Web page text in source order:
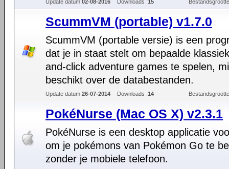
Update datum:02-08-2016 Downloads :15
ScummVM (portable) v1.7.0
ScummVM (portable versie) is een
dat je in staat stelt om bepaalde
and-click adventure games te spelen,
beschikt over de databestanden.
Update datum:26-07-2014 Downloads :14
PokéNurse (Mac OS X) v2.3.1
PokéNurse is een desktop applicatie
om je pokémons van Pokémon Go te
zonder je mobiele telefoon.